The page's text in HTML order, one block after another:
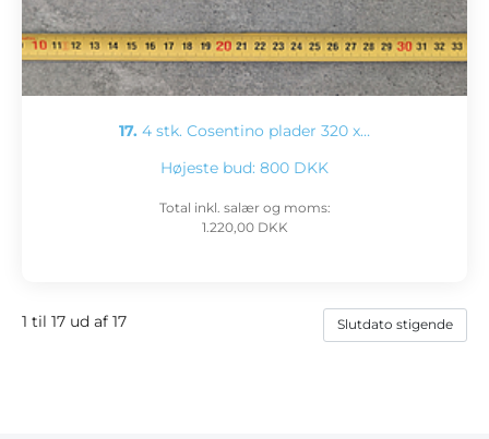
17. 4 stk. Cosentino plader 320 x…
Højeste bud: 800 DKK
Total inkl. salær og moms:
1.220,00 DKK
1 til 17 ud af 17